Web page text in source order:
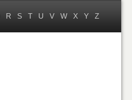
R S T U V W X Y Z